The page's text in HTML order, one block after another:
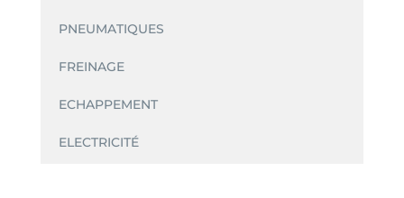
PNEUMATIQUES
FREINAGE
ECHAPPEMENT
ELECTRICITÉ